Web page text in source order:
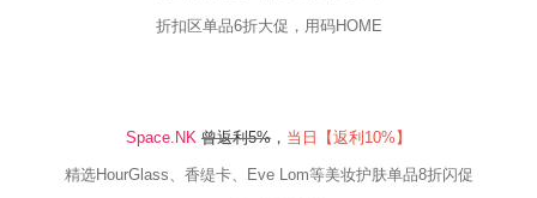
折扣区单品6折大促，用码HOME
Space.NK 曾返利5% ， 当日【返利 10% 】
精选HourGlass、香缇卡、 Eve Lom等美妆护肤单品8折闪促